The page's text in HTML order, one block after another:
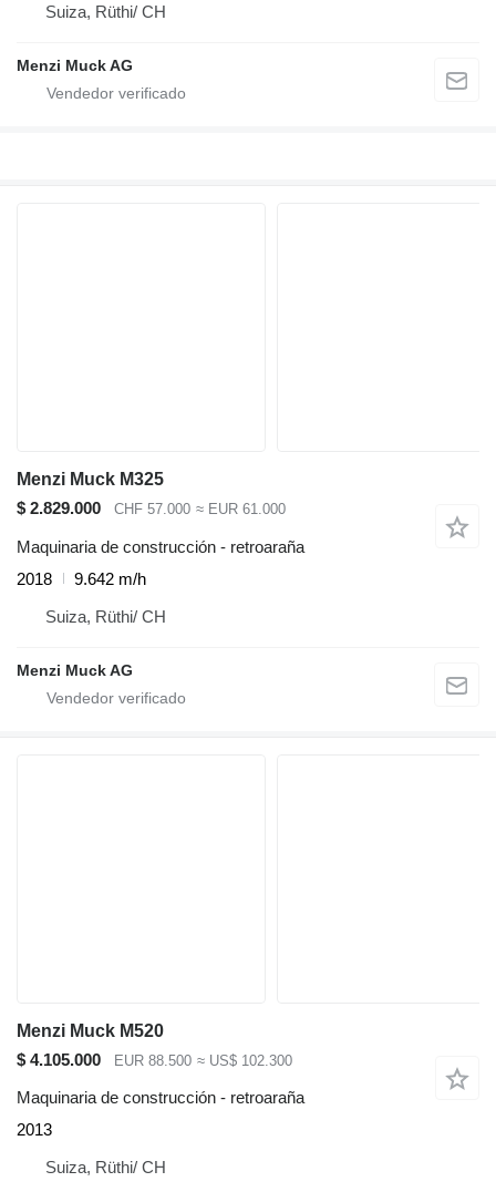
Suiza, Rüthi/ CH
Menzi Muck AG
Menzi Muck M325
$ 2.829.000
CHF 57.000 ≈ EUR 61.000
Maquinaria de construcción - retroaraña
2018
9.642 m/h
Suiza, Rüthi/ CH
Menzi Muck AG
Menzi Muck M520
$ 4.105.000
EUR 88.500 ≈ US$ 102.300
Maquinaria de construcción - retroaraña
2013
Suiza, Rüthi/ CH